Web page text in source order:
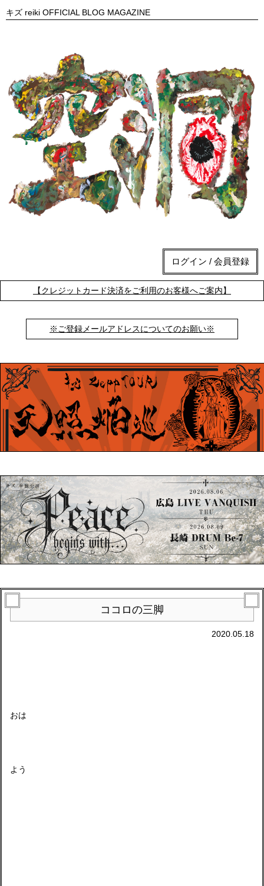
キズ reiki OFFICIAL BLOG MAGAZINE
ログイン / 会員登録
【クレジットカード決済をご利用のお客様へご案内】
※ご登録メールアドレスについてのお願い※
ココロの三脚
2020.05.18
おは
よう